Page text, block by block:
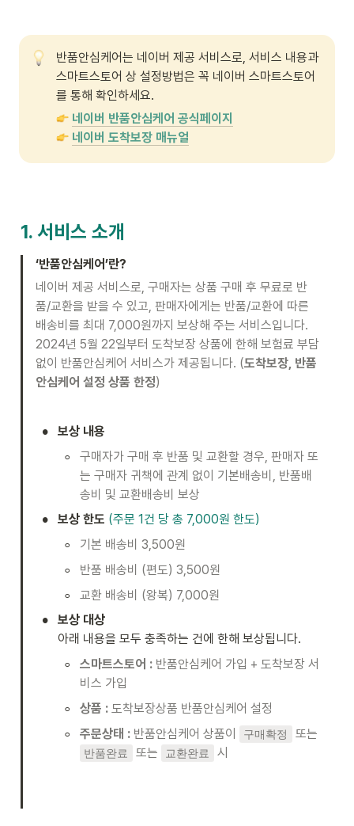
반품안심케어는 네이버 제공 서비스로, 서비스 내용과
스마트스토어 상 설정방법은 꼭 네이버 스마트스토어
를 통해 확인하세요.
네이버 반품안심케어 공식페이지
네이버 도착보장 매뉴얼
1. 서비스 소개
‘반품안심케어’란?
네이버 제공 서비스로, 구매자는 상품 구매 후 무료로 반
품/교환을 받을 수 있고, 판매자에게는 반품/교환에 따른
배송비를 최대 7,000원까지 보상해 주는 서비스입니다.
2024년 5월 22일부터 도착보장 상품에 한해 보험료 부담
없이 반품안심케어 서비스가 제공됩니다. (도착보장, 반품
안심케어 설정 상품 한정)
• 보상 내용
◦
구매자가 구매 후 반품 및 교환할 경우, 판매자 또
는 구매자 귀책에 관계 없이 기본배송비, 반품배
송비 및 교환배송비 보상
• 보상 한도 (주문 1건 당 총 7,000원 한도)
◦ 기본 배송비 3,500원
◦ 반품 배송비 (편도) 3,500원
◦ 교환 배송비 (왕복) 7,000원
•
보상 대상
아래 내용을 모두 충족하는 건에 한해 보상됩니다.
◦ 스마트스토어 : 반품안심케어 가입 + 도착보장 서
비스 가입
◦ 상품 : 도착보장상품 반품안심케어 설정
◦ 주문상태 : 반품안심케어 상품이 구매확정
반품완료 또는 교환완료 시